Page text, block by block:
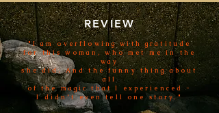
REVIEW
"I am overflowing with gratitude
for this woman, who met me in the
way
she did. And the funny thing about
all
of the magic that I experienced -
I didn't even tell one story."